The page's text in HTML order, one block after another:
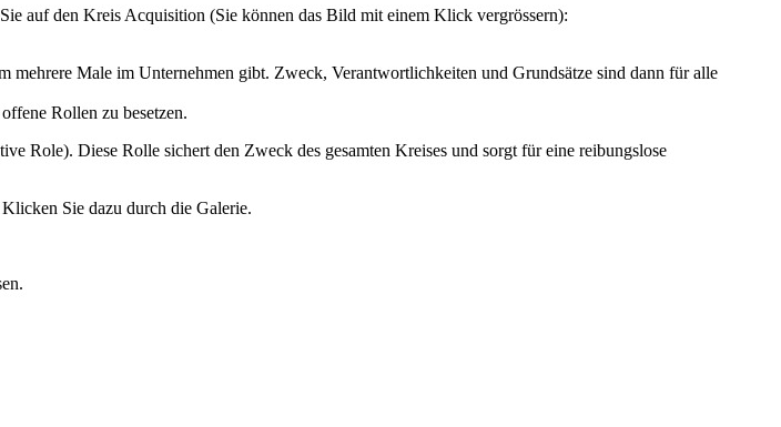
auf den Kreis Acquisition (Sie können das Bild mit einem Klick vergrössern):
mehrere Male im Unternehmen gibt. Zweck, Verantwortlichkeiten und Grundsätze sind dann für alle
Rollen zu besetzen.
Role). Diese Rolle sichert den Zweck des gesamten Kreises und sorgt für eine reibungslose
Sie dazu durch die Galerie.